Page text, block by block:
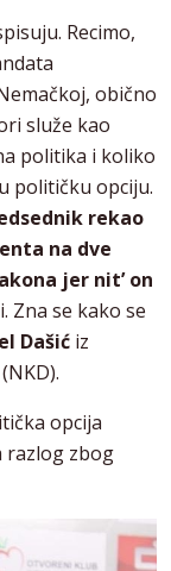
Recimo,
obično
služe kao
politika i koliko
političku opciju.
rekao
na dve
jer nit’ on
i. Zna se kako se
Dašić iz
opcija
razlog zbog